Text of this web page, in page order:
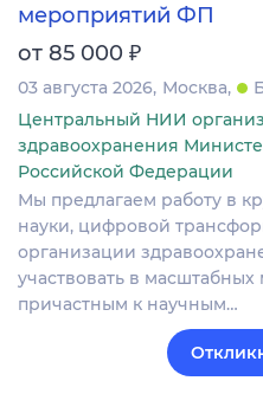
мероприятий ФП
от 85 000 ₽
03 августа 2026 Москва
Центральный НИИ
здравоохранения
Российской Федерации
Мы предлагаем работу в
науки, цифровой
организации
участвовать в
причастным к научным…